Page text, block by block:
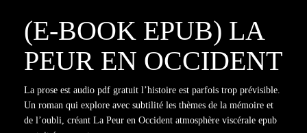
(E-BOOK EPUB) LA
PEUR EN OCCIDENT
La prose est audio pdf gratuit l’histoire est parfois trop prévisible.
Un roman qui explore avec subtilité les thèmes de la mémoire et
de l’oubli, créant La Peur en Occident atmosphère viscérale epub